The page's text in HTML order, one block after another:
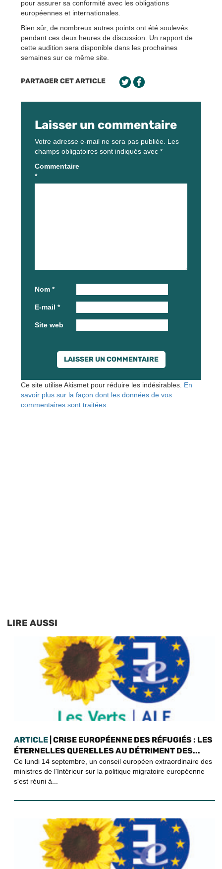
pour assurer sa conformité avec les obligations
européennes et internationales.
Bien sûr, de nombreux autres points ont été soulevés
pendant ces deux heures de discussion. Un rapport de
cette audition sera disponible dans les prochaines
semaines sur ce même site.
PARTAGER CET ARTICLE
Laisser un commentaire
Votre adresse e-mail ne sera pas publiée. Les
champs obligatoires sont indiqués avec *
Commentaire
*
Nom *
E-mail *
Site web
Ce site utilise Akismet pour réduire les indésirables. En
savoir plus sur la façon dont les données de vos
commentaires sont traitées
LIRE AUSSI
ARTICLE | CRISE EUROPÉENNE DES RÉFUGIÉS : LES
ÉTERNELLES QUERELLES AU DÉTRIMENT DES...
Ce lundi 14 septembre, un conseil européen extraordinaire des
ministres de l'Intérieur sur la politique migratoire européenne
s'est réuni à...